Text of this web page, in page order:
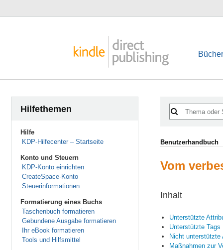
Hilfethemen
Hilfe
KDP-Hilfecenter – Startseite
Konto und Steuern
KDP-Konto einrichten
CreateSpace-Konto
Steuerinformationen
Formatierung eines Buchs
Taschenbuch formatieren
Gebundene Ausgabe formatieren
Ihr eBook formatieren
Tools und Hilfsmittel
Benutzerhandbuch
Vom
Inhalt
Unterstützte
Unterstützte Tags
Nicht unterstützte
Maßnahmen zur